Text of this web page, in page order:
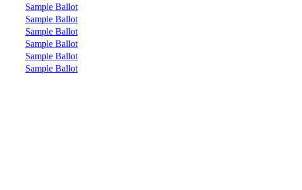
Sample Ballot
Sample Ballot
Sample Ballot
Sample Ballot
Sample Ballot
Sample Ballot